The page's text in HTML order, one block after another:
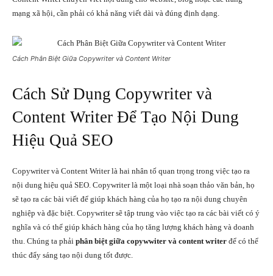
mạng xã hội, cần phải có khả năng viết dài và đúng định dạng.
Cách Phân Biệt Giữa Copywriter và Content Writer
Cách Sử Dụng Copywriter và
Content Writer Để Tạo Nội Dung
Hiệu Quả SEO
Copywriter và Content Writer là hai nhân tố quan trọng trong việc tạo ra
nội dung hiệu quả SEO. Copywriter là một loại nhà soạn thảo văn bản, họ
sẽ tạo ra các bài viết để giúp khách hàng của họ tạo ra nội dung chuyên
nghiệp và đặc biệt. Copywriter sẽ tập trung vào việc tạo ra các bài viết có ý
nghĩa và có thể giúp khách hàng của họ tăng lượng khách hàng và doanh
thu. Chúng ta phải phân biệt giữa copywwiter và content writer để có thể
thúc đẩy sáng tạo nội dung tốt được.